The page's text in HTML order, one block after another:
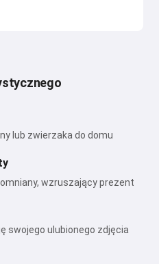
lub zwierzaka do domu
wzruszający prezent
swojego ulubionego zdjęcia